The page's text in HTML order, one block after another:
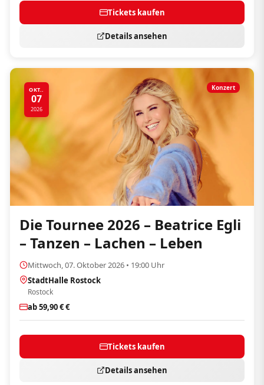
Tickets kaufen
Details ansehen
OKT..
07
2026
Konzert
Die Tournee 2026 – Beatrice Egli
– Tanzen – Lachen – Leben
Mittwoch, 07. Oktober 2026 • 19:00 Uhr
StadtHalle Rostock
Rostock
ab 59,90 € €
Tickets kaufen
Details ansehen